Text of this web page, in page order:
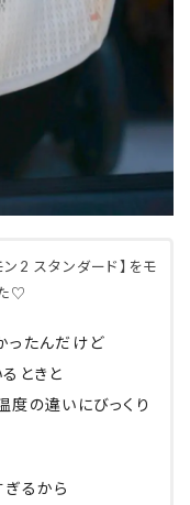
2 スタンダード】をモ
♡
ったんだけど
ときと
度の違いにびっくり
るから